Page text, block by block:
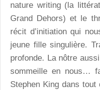
nature writing (la
Grand Dehors) et le
récit d’initiation qui
jeune fille singulière.
profonde. La nôtre
sommeille en nous…
Stephen King dans